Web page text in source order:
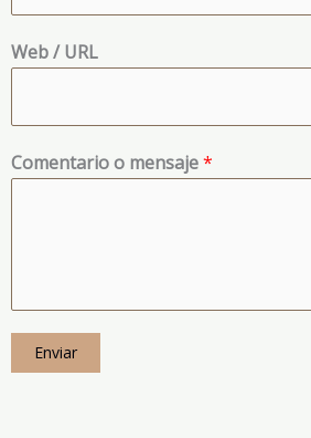
Web / URL
Comentario o mensaje*
Enviar